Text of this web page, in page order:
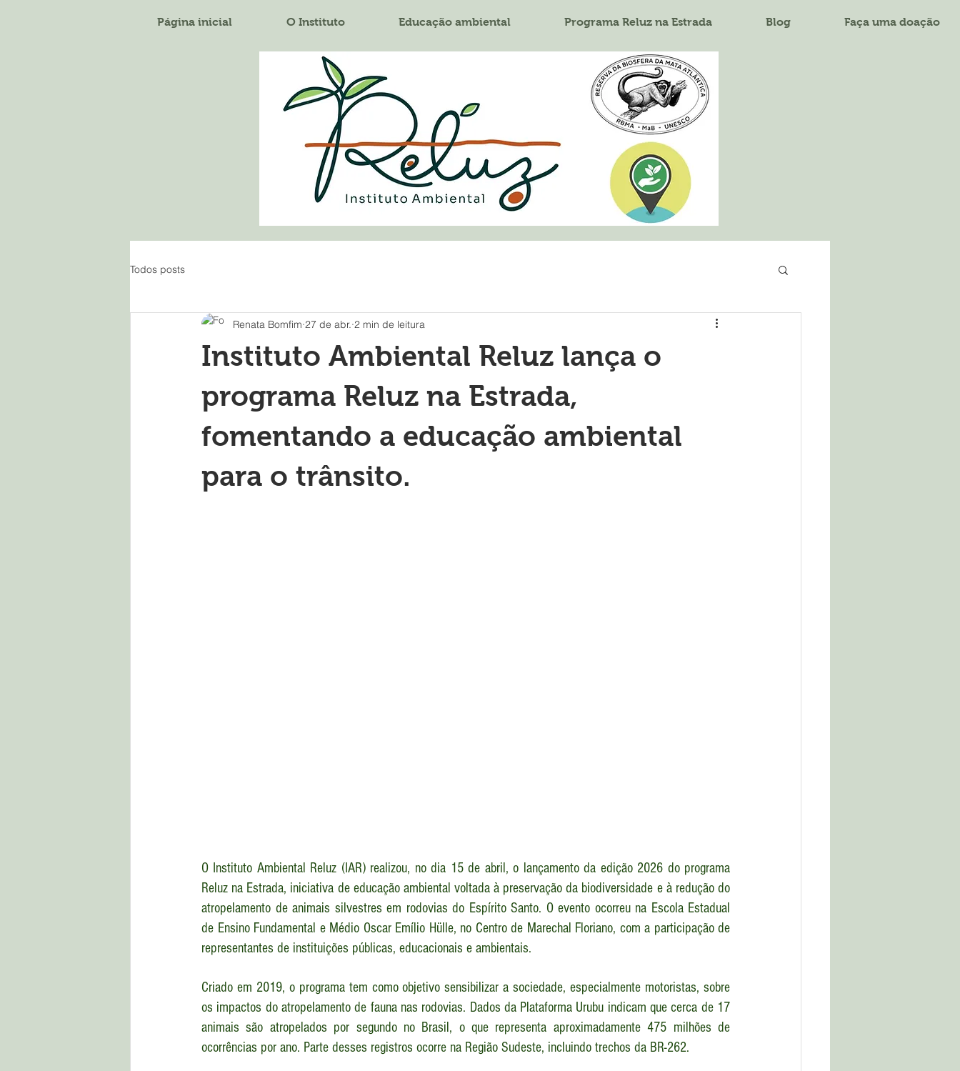
Página inicial O Instituto Educação ambiental Programa Reluz na Estrada Blog Faça uma doação
Todos posts
Instituto Ambiental Reluz lança o
programa Reluz na Estrada,
fomentando a educação ambiental
para o trânsito.
Renata Bomfim 27 de abr. 2 min de leitura
O Instituto Ambiental Reluz (IAR) realizou, no dia 15 de abril, o lançamento da edição 2026 do programa
Reluz na Estrada, iniciativa de educação ambiental voltada à preservação da biodiversidade e à redução do
atropelamento de animais silvestres em rodovias do Espírito Santo. O evento ocorreu na Escola Estadual
de Ensino Fundamental e Médio Oscar Emílio Hülle, no Centro de Marechal Floriano, com a participação de
representantes de instituições públicas, educacionais e ambientais.
Criado em 2019, o programa tem como objetivo sensibilizar a sociedade, especialmente motoristas, sobre
os impactos do atropelamento de fauna nas rodovias. Dados da Plataforma Urubu indicam que cerca de 17
animais são atropelados por segundo no Brasil, o que representa aproximadamente 475 milhões de
ocorrências por ano. Parte desses registros ocorre na Região Sudeste, incluindo trechos da BR-262.